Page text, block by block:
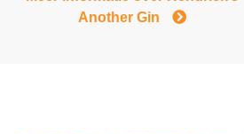
Another Gin